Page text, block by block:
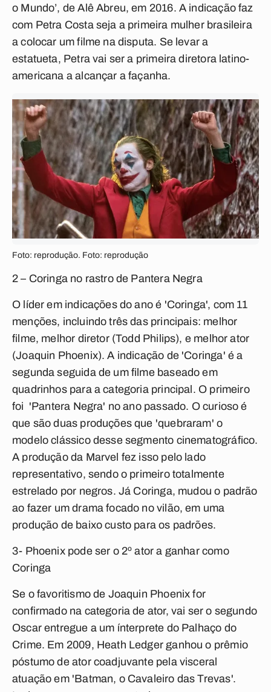
o Mundo’, de Alê Abreu, em 2016. A indicação faz
com Petra Costa seja a primeira mulher brasileira
a colocar um filme na disputa. Se levar a
estatueta, Petra vai ser a primeira diretora latino-
americana a alcançar a façanha.
Foto: reprodução. Foto: reprodução
2 – Coringa no rastro de Pantera Negra
O líder em indicações do ano é 'Coringa', com 11
menções, incluindo três das principais: melhor
filme, melhor diretor (Todd Philips), e melhor ator
(Joaquin Phoenix). A indicação de 'Coringa' é a
segunda seguida de um filme baseado em
quadrinhos para a categoria principal. O primeiro
foi 'Pantera Negra' no ano passado. O curioso é
que são duas produções que 'quebraram' o
modelo clássico desse segmento cinematográfico.
A produção da Marvel fez isso pelo lado
representativo, sendo o primeiro totalmente
estrelado por negros. Já Coringa, mudou o padrão
ao fazer um drama focado no vilão, em uma
produção de baixo custo para os padrões.
3- Phoenix pode ser o 2º ator a ganhar como
Coringa
Se o favoritismo de Joaquin Phoenix for
confirmado na categoria de ator, vai ser o segundo
Oscar entregue a um ínterprete do Palhaço do
Crime. Em 2009, Heath Ledger ganhou o prêmio
póstumo de ator coadjuvante pela visceral
atuação em 'Batman, o Cavaleiro das Trevas'.